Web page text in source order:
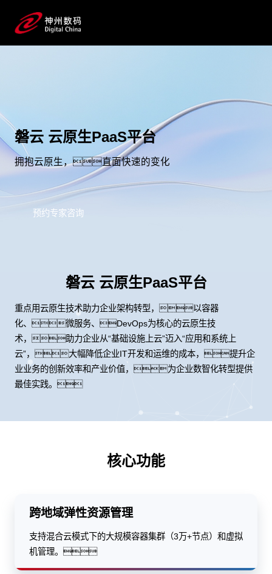
磐云 云原生PaaS平台
拥抱云原生，直面快速的变化
预约专家咨询
磐云 云原生PaaS平台
重点用云原生技术助力企业架构转型，以容器
化、微服务、DevOps为核心的云原生技
术，助力企业从“基础设施上云”迈入“应用和系统上
云”，大幅降低企业IT开发和运维的成本，提升企
业业务的创新效率和产业价值，为企业数智化转型提供
最佳实践。
核心功能
跨地域弹性资源管理
支持混合云模式下的大规模容器集群（3万+节点）和虚拟
机管理。